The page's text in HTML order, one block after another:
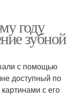
году
зубной
с помощью
доступный по
с его